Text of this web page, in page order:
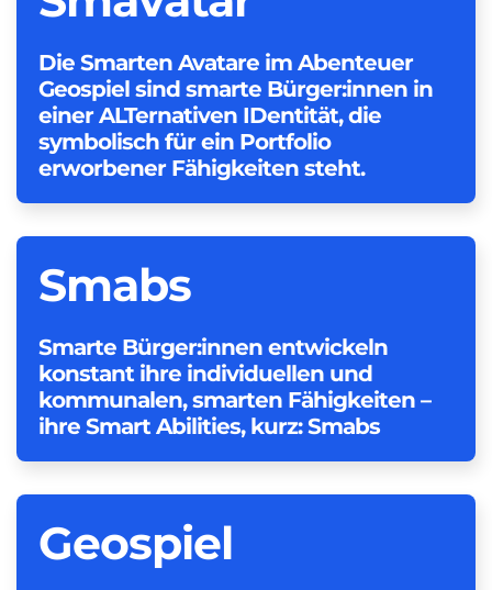
Die Smarten Avatare im Abenteuer
Geospiel sind smarte Bürger:innen in
einer ALTernativen IDentität, die
symbolisch für ein Portfolio
erworbener Fähigkeiten steht.
Smabs
Smarte Bürger:innen entwickeln
konstant ihre individuellen und
kommunalen, smarten Fähigkeiten –
ihre Smart Abilities, kurz: Smabs
Geospiel